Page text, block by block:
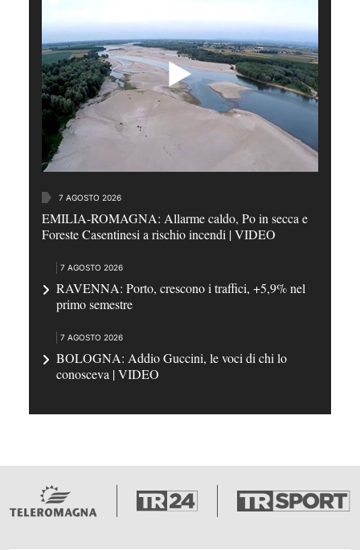
7 AGOSTO 2026
EMILIA-ROMAGNA: Allarme caldo, Po in secca e
Foreste Casentinesi a rischio incendi | VIDEO
7 AGOSTO 2026
RAVENNA: Porto, crescono i traffici, +5,9% nel
primo semestre
7 AGOSTO 2026
BOLOGNA: Addio Guccini, le voci di chi lo
conosceva | VIDEO